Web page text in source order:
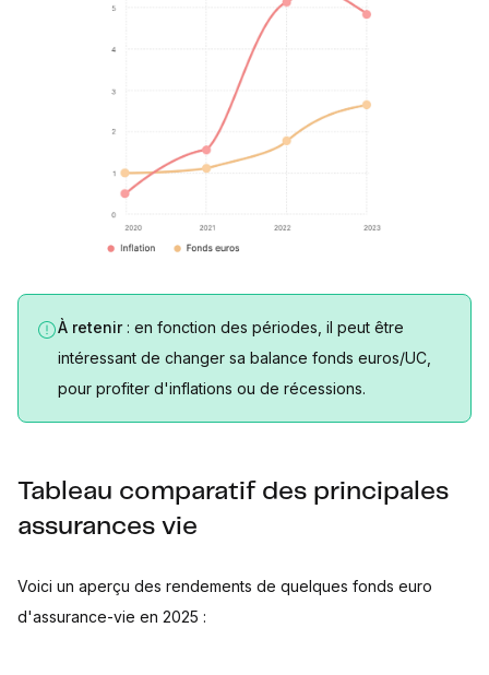
À retenir: en fonction des périodes, il peut être
intéressant de changer sa balance fonds euros/UC,
pour profiter d'inflations ou de récessions.
Tableau comparatif des principales
assurances vie
Voici un aperçu des rendements de quelques fonds euro
d'assurance-vie en 2025 :